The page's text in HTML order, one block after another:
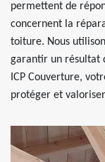
permettent de
concernent la
toiture. Nous
garantir un résultat
ICP Couverture,
protéger et